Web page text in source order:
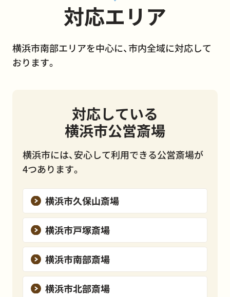
対応エリア
横浜市南部エリアを中心に、市内全域に対応して
おります。
対応している
横浜市公営斎場
横浜市には、安心して利用できる公営斎場が
4つあります。
横浜市久保山斎場
横浜市戸塚斎場
横浜市南部斎場
横浜市北部斎場